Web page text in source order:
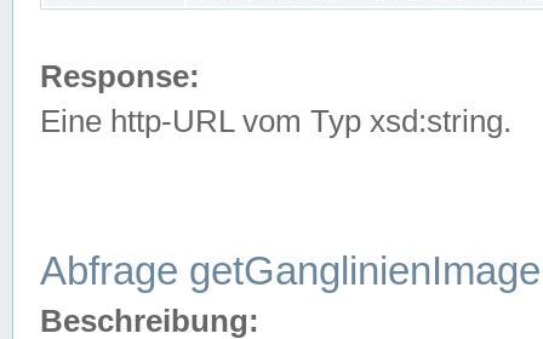
Response:
Eine http-URL vom Typ xsd:string.
Abfrage getGanglinienImage
Beschreibung: